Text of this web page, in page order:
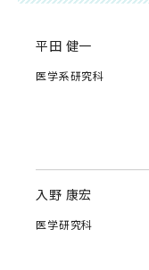
平田 健一
医学系研究科
入野 康宏
医学研究科